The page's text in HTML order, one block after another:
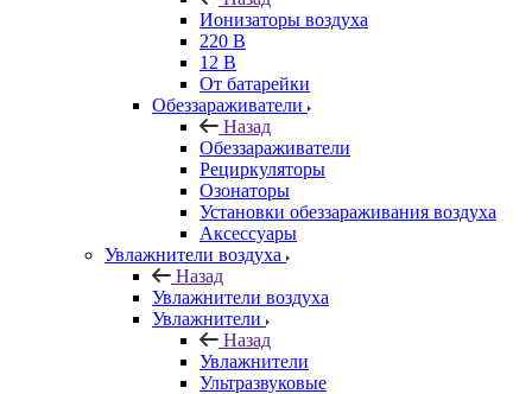
Ионизаторы воздуха
220 В
12 В
От батарейки
Обеззараживатели
Назад
Обеззараживатели
Рециркуляторы
Озонаторы
Установки обеззараживания воздуха
Аксессуары
Увлажнители воздуха
Назад
Увлажнители воздуха
Увлажнители
Назад
Увлажнители
Ультразвуковые